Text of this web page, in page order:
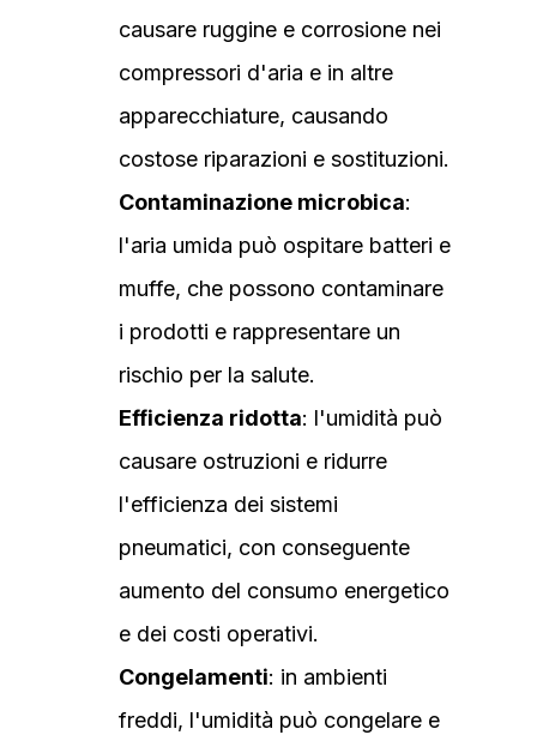
causare ruggine e corrosione nei
compressori d'aria e in altre
apparecchiature, causando
costose riparazioni e sostituzioni.
Contaminazione microbica:
l'aria umida può ospitare batteri e
muffe, che possono contaminare
i prodotti e rappresentare un
rischio per la salute.
Efficienza ridotta: l'umidità può
causare ostruzioni e ridurre
l'efficienza dei sistemi
pneumatici, con conseguente
aumento del consumo energetico
e dei costi operativi.
Congelamenti: in ambienti
freddi, l'umidità può congelare e